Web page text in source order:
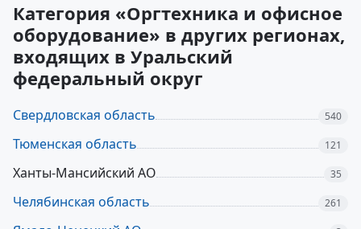
Категория «Оргтехника и офисное
оборудование» в других регионах,
входящих в Уральский
федеральный округ
Свердловская область 540
Тюменская область 121
Ханты-Мансийский АО 35
Челябинская область 261